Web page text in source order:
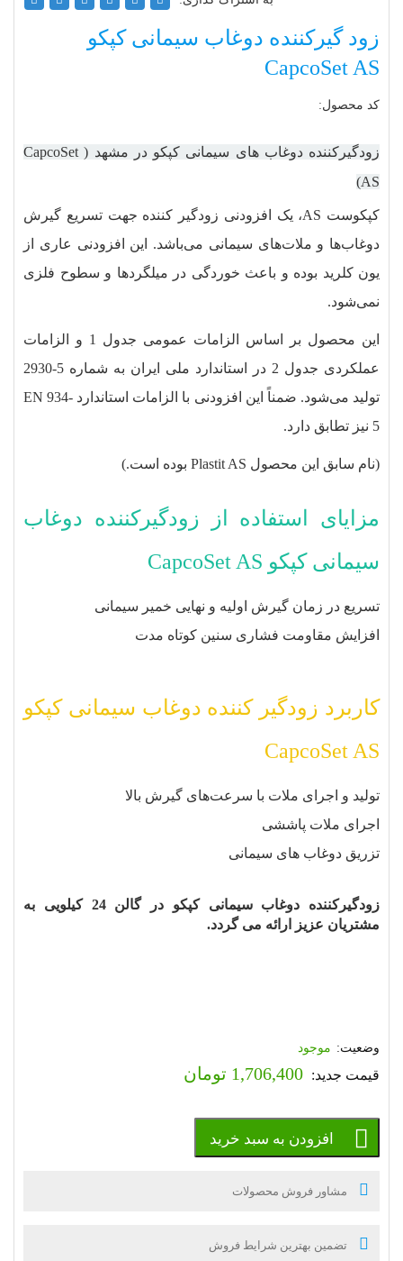
زود گیرکننده دوغاب سیمانی کپکو
CapcoSet AS
کد محصول:
زودگیر‌کننده دوغاب های سیمانی کپکو در مشهد ( CapcoSet
AS)
کپکوست ‏AS، یک افزودنی زودگیر‌ کننده جهت تسریع گیرش
دوغاب‌ها و ملات‌های سیمانی می‌باشد. این افزودنی عاری از
یون کلرید بوده و باعث خوردگی در میلگردها و سطوح فلزی
نمی‌شود.
این محصول بر اساس الزامات عمومی جدول 1 و الزامات
عملکردی جدول 2 در استاندارد ملی ایران به شماره 5-2930
تولید می‌شود. ضمناً این افزودنی با الزامات استاندارد EN 934-
5 نیز تطابق دارد.
(نام سابق این محصول Plastit AS بوده است.)
مزایای استفاده از زودگیرکننده دوغاب
سیمانی کپکو CapcoSet AS
تسریع در زمان گیرش اولیه و نهایی خمیر سیمانی
افزایش مقاومت فشاری سنین کوتاه مدت
کاربرد زودگیر کننده دوغاب سیمانی کپکو
CapcoSet AS
تولید و اجرای ملات با سرعت‌های گیرش بالا
اجرای ملات پاششی
تزریق دوغاب های سیمانی
زودگیرکننده دوغاب سیمانی کپکو در گالن 24 کیلویی به
مشتریان عزیز ارائه می گردد.
موجود
1,706,400 تومان
افزودن به سبد خرید
مشاور فروش محصولات
تضمین بهترین شرایط فروش